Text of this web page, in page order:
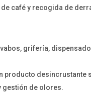
café y recogida de
grifería,
producto desincrustante
gestión de olores.